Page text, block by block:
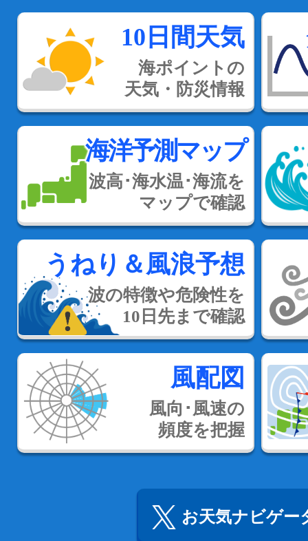
10日間天気
海ポイントの
天気・防災情報
海洋予測マップ
波高･海水温･海流を
マップで確認
うねり＆風浪予想
波の特徴や危険性を
10日先まで確認
風配図
風向･風速の
頻度を把握
お天気ナビゲー